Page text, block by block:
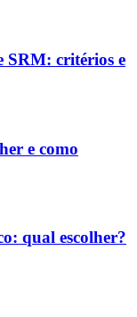
SRM: critérios e
e como
qual escolher?